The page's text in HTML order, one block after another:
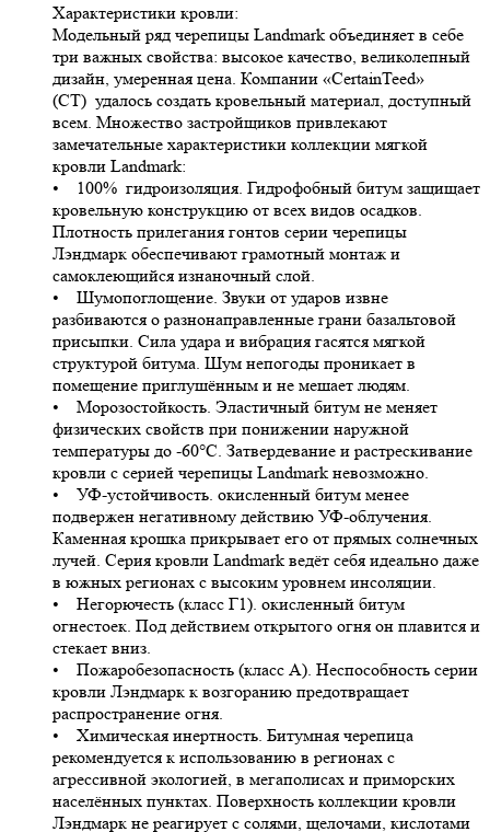
Характеристики кровли:
Модельный ряд черепицы Landmark объединяет в себе
три важных свойства: высокое качество, великолепный
дизайн, умеренная цена. Компании «CertainTeed»
(CT) удалось создать кровельный материал, доступный
всем. Множество застройщиков привлекают
замечательные характеристики коллекции мягкой
кровли Landmark:
• 100% гидроизоляция. Гидрофобный битум защищает
кровельную конструкцию от всех видов осадков.
Плотность прилегания гонтов серии черепицы
Лэндмарк обеспечивают грамотный монтаж и
самоклеющийся изнаночный слой.
• Шумопоглощение. Звуки от ударов извне
разбиваются о разнонаправленные грани базальтовой
присыпки. Сила удара и вибрация гасятся мягкой
структурой битума. Шум непогоды проникает в
помещение приглушённым и не мешает людям.
• Морозостойкость. Эластичный битум не меняет
физических свойств при понижении наружной
температуры до -60°C. Затвердевание и растрескивание
кровли с серией черепицы Landmark невозможно.
• УФ-устойчивость. окисленный битум менее
подвержен негативному действию УФ-облучения.
Каменная крошка прикрывает его от прямых солнечных
лучей. Серия кровли Landmark ведёт себя идеально даже
в южных регионах с высоким уровнем инсоляции.
• Негорючесть (класс Г1). окисленный битум
огнестоек. Под действием открытого огня он плавится и
стекает вниз.
• Пожаробезопасность (класс А). Неспособность серии
кровли Лэндмарк к возгоранию предотвращает
распространение огня.
• Химическая инертность. Битумная черепица
рекомендуется к использованию в регионах с
агрессивной экологией, в мегаполисах и приморских
населённых пунктах. Поверхность коллекции кровли
Лэндмарк не реагирует с солями, щелочами, кислотами